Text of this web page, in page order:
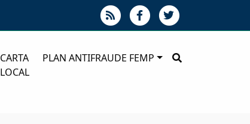
CARTA
LOCAL
PLAN ANTIFRAUDE FEMP